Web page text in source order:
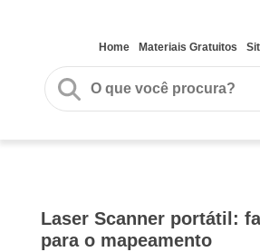
Home Materiais Gratuitos
Laser Scanner portátil:
para o mapeamento